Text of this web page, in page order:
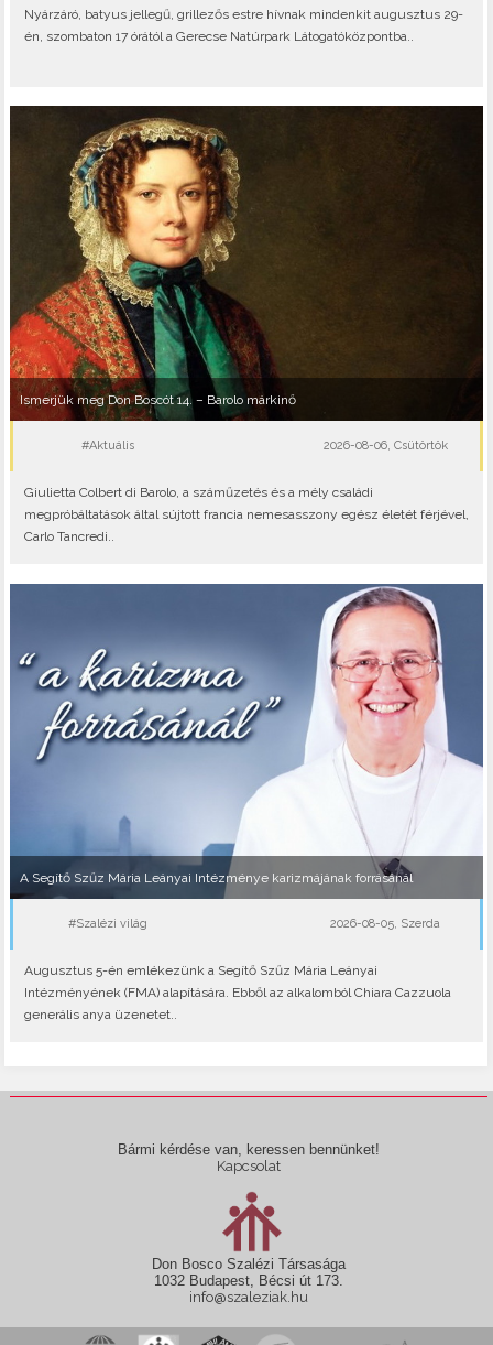
Nyárzáró, batyus jellegű, grillezős estre hívnak mindenkit augusztus 29-
én, szombaton 17 órától a Gerecse Natúrpark Látogatóközpontba..
Ismerjük meg Don Boscót 14. – Barolo márkinő
#Aktuális 2026-08-06, Csütörtök
Giulietta Colbert di Barolo, a száműzetés és a mély családi
megpróbáltatások által sújtott francia nemesasszony egész életét férjével,
Carlo Tancredi..
A Segítő Szűz Mária Leányai Intézménye karizmájának forrásánál
#Szalézi világ 2026-08-05, Szerda
Augusztus 5-én emlékezünk a Segítő Szűz Mária Leányai
Intézményének (FMA) alapítására. Ebből az alkalomból Chiara Cazzuola
generális anya üzenetet..
Bármi kérdése van, keressen bennünket!
Kapcsolat
Don Bosco Szalézi Társasága
1032 Budapest, Bécsi út 173.
info@szaleziak.hu